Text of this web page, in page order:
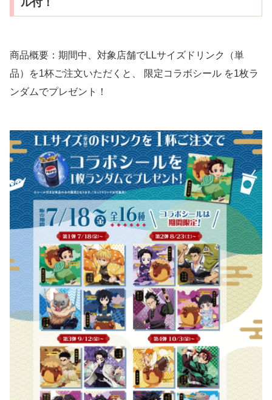
ル付！
商品概要：期間中、対象店舗でLLサイズドリンク（単
品）を1杯ご注文いただくと、 限定コラボシール を1枚ラ
ンダムでプレゼント！